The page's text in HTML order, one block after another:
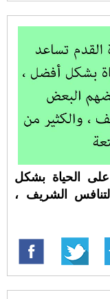
الحياة بشكل
الشريف ،